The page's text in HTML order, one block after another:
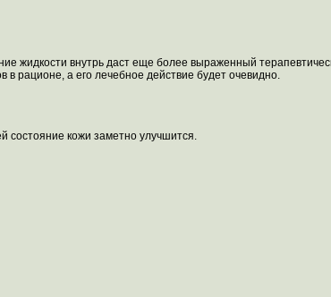
жидкости внутрь даст еще более выраженный
рационе, а его лечебное действие будет очевидно.
состояние кожи заметно улучшится.